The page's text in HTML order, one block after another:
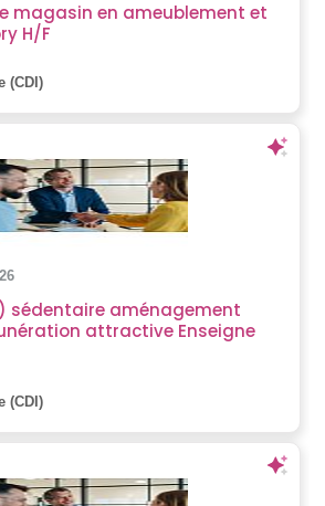
magasin en ameublement et
H/F
(CDI)
sédentaire aménagement
attractive Enseigne
(CDI)